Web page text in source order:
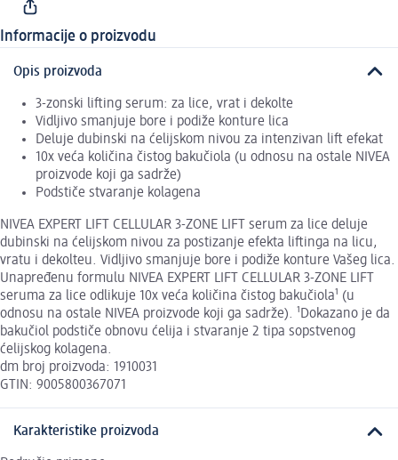
Informacije o proizvodu
Opis proizvoda
3-zonski lifting serum: za lice, vrat i dekolte
Vidljivo smanjuje bore i podiže konture lica
Deluje dubinski na ćelijskom nivou za intenzivan lift efekat
10x veća količina čistog bakučiola (u odnosu na ostale NIVEA
proizvode koji ga sadrže)
Podstiče stvaranje kolagena
NIVEA EXPERT LIFT CELLULAR 3-ZONE LIFT serum za lice deluje
dubinski na ćelijskom nivou za postizanje efekta liftinga na licu,
vratu i dekolteu. Vidljivo smanjuje bore i podiže konture Vašeg lica.
Unapređenu formulu NIVEA EXPERT LIFT CELLULAR 3-ZONE LIFT
seruma za lice odlikuje 10x veća količina čistog bakučiola¹ (u
odnosu na ostale NIVEA proizvode koji ga sadrže). ¹Dokazano je da
bakučiol podstiče obnovu ćelija i stvaranje 2 tipa sopstvenog
ćelijskog kolagena.
dm broj proizvoda: 1910031
GTIN: 9005800367071
Karakteristike proizvoda